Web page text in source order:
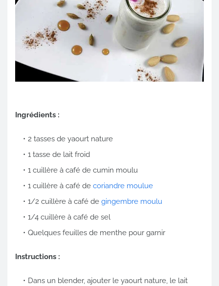
Ingrédients :
2 tasses de yaourt nature
1 tasse de lait froid
1 cuillère à café de cumin moulu
1 cuillère à café de coriandre moulue
1/2 cuillère à café de gingembre moulu
1/4 cuillère à café de sel
Quelques feuilles de menthe pour garnir
Instructions :
Dans un blender, ajouter le yaourt nature, le lait